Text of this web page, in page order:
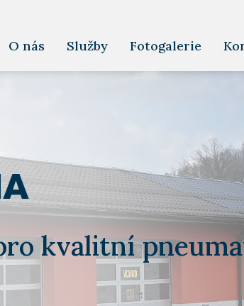
O nás Služby Fotogalerie
kvalitní